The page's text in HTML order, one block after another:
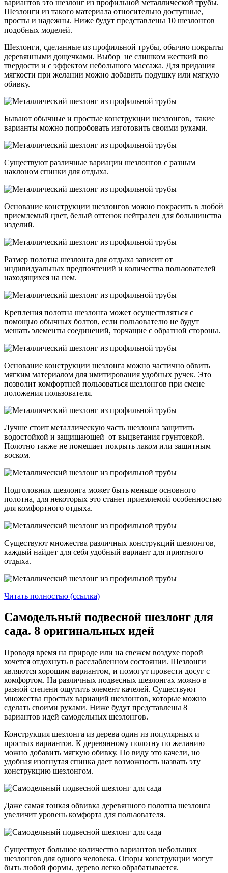
вариантов это шезлонг из профильной металлической трубы.
Шезлонги из такого материала относительно доступные,
просты и надежны. Ниже будут представлены 10 шезлонгов
подобных моделей.
Шезлонги, сделанные из профильной трубы, обычно покрыты
деревянными дощечками. Выбор не слишком жесткий по
твердости и с эффектом небольшого массажа. Для придания
мягкости при желании можно добавить подушку или мягкую
обивку.
Бывают обычные и простые конструкции шезлонгов, такие
варианты можно попробовать изготовить своими руками.
Существуют различные вариации шезлонгов с разным
наклоном спинки для отдыха.
Основание конструкции шезлонгов можно покрасить в любой
приемлемый цвет, белый оттенок нейтрален для большинства
изделий.
Размер полотна шезлонга для отдыха зависит от
индивидуальных предпочтений и количества пользователей
находящихся на нем.
Крепления полотна шезлонга может осуществляться с
помощью обычных болтов, если пользователю не будут
мешать элементы соединений, торчащие с обратной стороны.
Основание конструкции шезлонга можно частично обвить
мягким материалом для имитирования удобных ручек. Это
позволит комфортней пользоваться шезлонгов при смене
положения пользователя.
Лучше стоит металлическую часть шезлонга защитить
водостойкой и защищающей от выцветания грунтовкой.
Полотно также не помешает покрыть лаком или защитным
воском.
Подголовник шезлонга может быть меньше основного
полотна, для некоторых это станет приемлемой особенностью
для комфортного отдыха.
Существуют множества различных конструкций шезлонгов,
каждый найдет для себя удобный вариант для приятного
отдыха.
Читать полностью (ссылка)
Самодельный подвесной шезлонг для
сада. 8 оригинальных идей
Проводя время на природе или на свежем воздухе порой
хочется отдохнуть в расслабленном состоянии. Шезлонги
являются хорошим вариантом, и помогут провести досуг с
комфортом. На различных подвесных шезлонгах можно в
разной степени ощутить элемент качелей. Существуют
множества простых вариаций шезлонгов, которые можно
сделать своими руками. Ниже будут представлены 8
вариантов идей самодельных шезлонгов.
Конструкция шезлонга из дерева один из популярных и
простых вариантов. К деревянному полотну по желанию
можно добавить мягкую обивку. По виду это качели, но
удобная изогнутая спинка дает возможность назвать эту
конструкцию шезлонгом.
Даже самая тонкая обвивка деревянного полотна шезлонга
увеличит уровень комфорта для пользователя.
Существует большое количество вариантов небольших
шезлонгов для одного человека. Опоры конструкции могут
быть любой формы, дерево легко обрабатывается.